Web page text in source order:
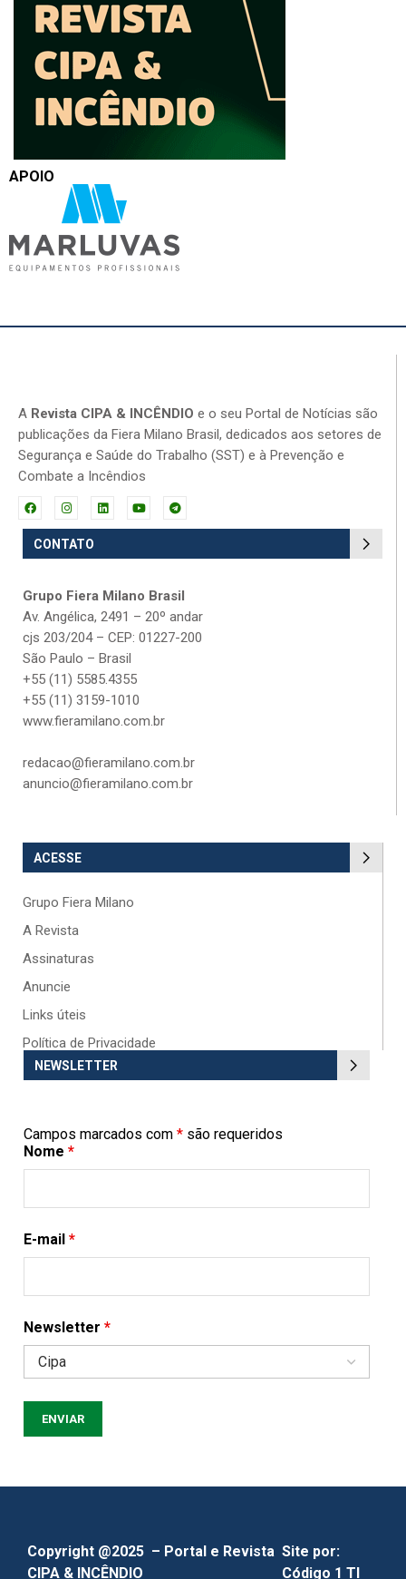
APOIO
A Revista CIPA & INCÊNDIO e o seu Portal de Notícias são
publicações da Fiera Milano Brasil, dedicados aos setores de
Segurança e Saúde do Trabalho (SST) e à Prevenção e
Combate a Incêndios
CONTATO
Grupo Fiera Milano Brasil
Av. Angélica, 2491 – 20º andar
cjs 203/204 – CEP: 01227-200
São Paulo – Brasil
+55 (11) 5585.4355
+55 (11) 3159-1010
www.fieramilano.com.br
redacao@fieramilano.com.br
anuncio@fieramilano.com.br
ACESSE
Grupo Fiera Milano
A Revista
Assinaturas
Anuncie
Links úteis
Política de Privacidade
NEWSLETTER
Campos marcados com * são requeridos
Nome *
E-mail *
Newsletter *
Copyright @2025 – Portal e Revista
CIPA & INCÊNDIO
Site por:
Código 1 TI